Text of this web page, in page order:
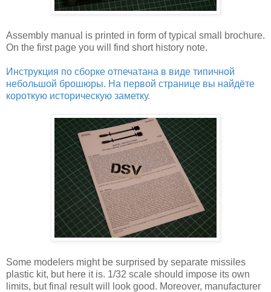
Assembly manual is printed in form of typical small brochure.
On the first page you will find short history note.
Инструкция по сборке отпечатана в виде типичной
небольшой брошюры. На первой странице вы найдёте
короткую историческую заметку.
Some modelers might be surprised by separate missiles
plastic kit, but here it is. 1/32 scale should impose its own
limits, but final result will look good. Moreover, manufacturer